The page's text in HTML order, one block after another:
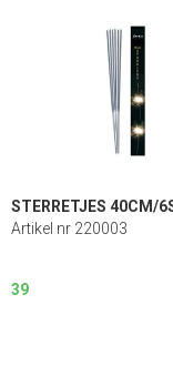
STERRETJES 40CM/
Artikel nr 220003
39